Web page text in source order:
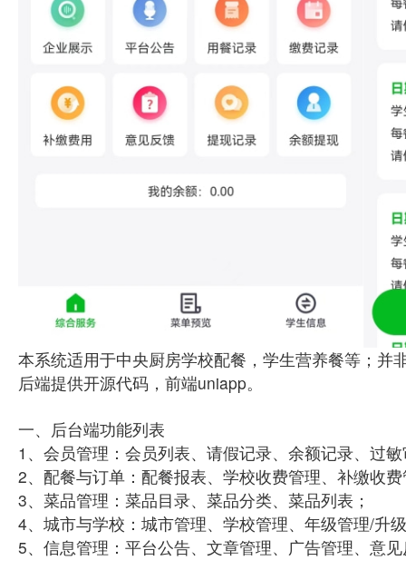
本系统适用于中央厨房学校配餐，学生营养餐等；并
后端提供开源代码，前端uniapp。
一、后台端功能列表
1、会员管理：会员列表、请假记录、余额记录、过
2、配餐与订单：配餐报表、学校收费管理、补缴收
3、菜品管理：菜品目录、菜品分类、菜品列表；
4、城市与学校：城市管理、学校管理、年级管理/升
5、信息管理：平台公告、文章管理、广告管理、意